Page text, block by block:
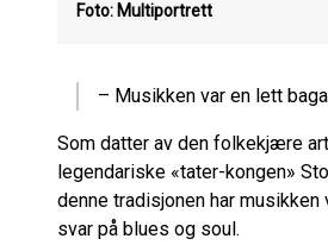
Foto: Multiportrett
– Musikken var en lett
Som datter av den folkekjære
legendariske «tater-kongen»
denne tradisjonen har
svar på blues og soul.